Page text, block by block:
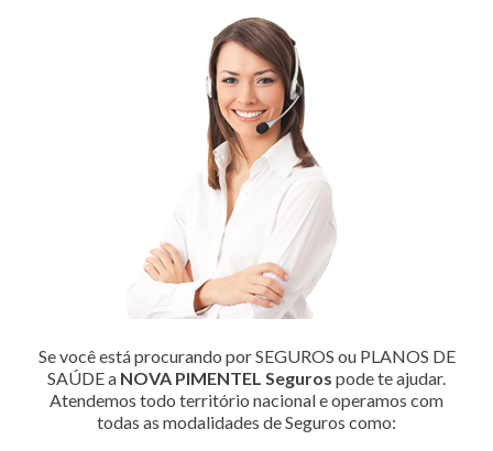
Se você está procurando por SEGUROS ou PLANOS DE
SAÚDE a NOVA PIMENTEL Seguros pode te ajudar.
Atendemos todo território nacional e operamos com
todas as modalidades de Seguros como: